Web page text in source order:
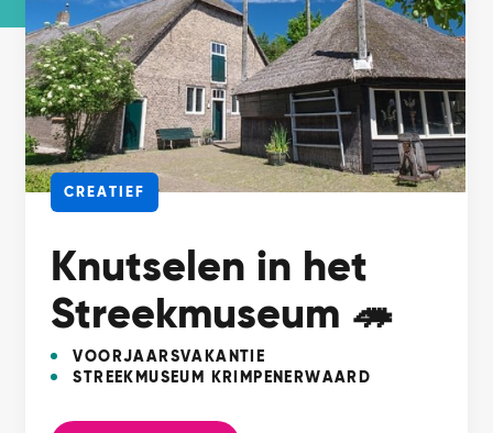
CREATIEF
Knutselen in het
Streekmuseum 🦔
VOORJAARSVAKANTIE
STREEKMUSEUM KRIMPENERWAARD